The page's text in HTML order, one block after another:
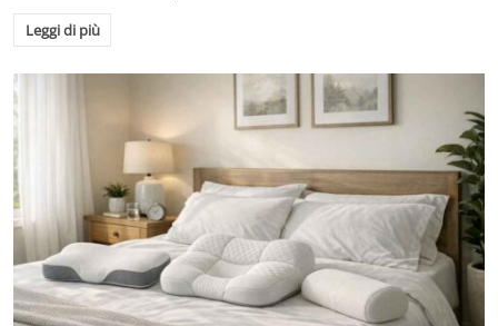
Leggi di più